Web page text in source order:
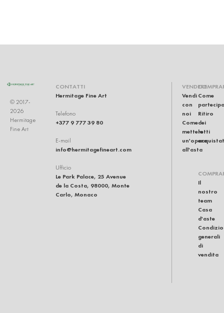
© 2017-
2026
Hermitage
Fine Art
CONTATTI
Hermitage Fine Art
Telefono
+377 9 777 39 80
E-mail
info@hermitagefineart.com
Ufficio
Le Park Palace, 25 Avenue
de la Costa, 98000, Monte
Carlo, Monaco
VENDERE
Vendi
con
noi
Come
mettere
un'opera
all'asta
Come
Ritiro
dei
lotti
Il
nostro
team
Casa
d'aste
generali
di
vendita